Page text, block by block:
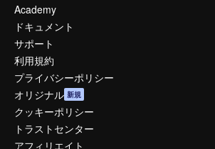
Academy
ドキュメント
サポート
利用規約
プライバシーポリシー
オリジナル 新規
クッキーポリシー
トラストセンター
アフィリエイト